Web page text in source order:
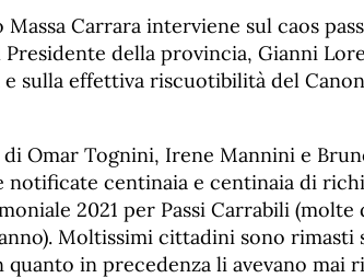
Carrara interviene sul caos
Presidente della provincia, Gianni
sulla effettiva riscuotibilità del
Omar Tognini, Irene Mannini e
notificate centinaia e centinaia di
2021 per Passi Carrabili
Moltissimi cittadini sono rimasti
in precedenza li avevano mai